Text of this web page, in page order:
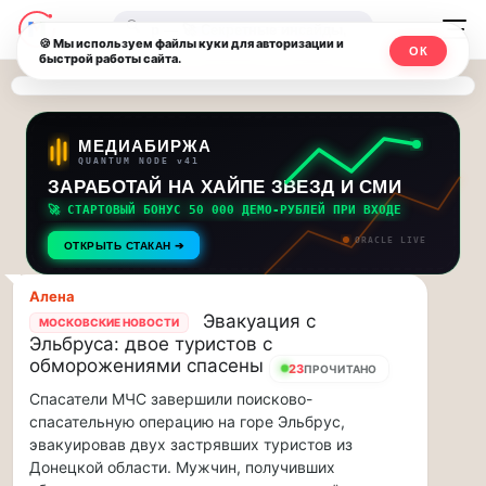
Последние
новости
и
обновления
потока:
Друзья,
приглашаем
на
музыкальную
прогулку
по
Москве
Чайковского!…
Друзья,
приглашаем
на
музыкальную
Москвичи.net
—
Главный
столичный
чат-
мессенджер,
новости
и
инсайды
Москвы
🔍
МЕДИАБИРЖА
QUANTUM NODE v41
ЗАРАБОТАЙ НА ХАЙПЕ ЗВЕЗД И СМИ
🚀 СТАРТОВЫЙ БОНУС 50 000 ДЕМО-РУБЛЕЙ ПРИ ВХОДЕ
ОТКРЫТЬ СТАКАН ➔ ORACLE LIVE
Алена
МОСКОВСКИЕ НОВОСТИ
Эвакуация с
Эльбруса: двое туристов с
обморожениями спасены
23ПРОЧИТАНО
Спасатели МЧС завершили поисково-
спасательную операцию на горе Эльбрус,
эвакуировав двух застрявших туристов из
Донецкой области. Мужчин, получивших
🍪 Мы используем файлы куки для авторизации и
быстрой работы сайта.
ОК